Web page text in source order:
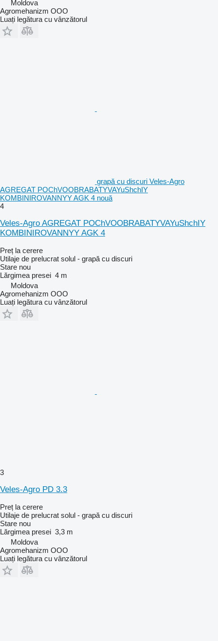
Moldova
Agromehanizm OOO
Luați legătura cu vânzătorul
grapă cu discuri Veles-Agro
AGREGAT POChVOOBRABATYVAYuShchIY
KOMBINIROVANNYY AGK 4 nouă
4
Veles-Agro AGREGAT POChVOOBRABATYVAYuShchIY
KOMBINIROVANNYY AGK 4
Preț la cerere
Utilaje de prelucrat solul - grapă cu discuri
Stare nou
Lărgimea presei 4 m
Moldova
Agromehanizm OOO
Luați legătura cu vânzătorul
3
Veles-Agro PD 3.3
Preț la cerere
Utilaje de prelucrat solul - grapă cu discuri
Stare nou
Lărgimea presei 3,3 m
Moldova
Agromehanizm OOO
Luați legătura cu vânzătorul